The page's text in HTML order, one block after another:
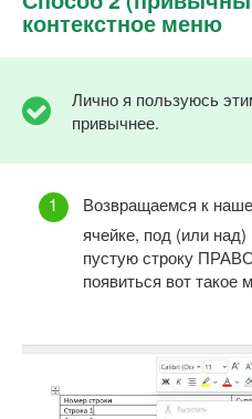
контекстное меню
Лично я пользуюсь
привычнее.
Возвращаемся к
ячейке, под (или
пустую строку
появиться вот такое